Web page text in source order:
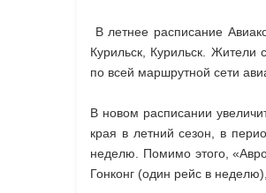
В летнее расписание
Курильск, Курильск. Жители
по всей маршрутной сети
В новом расписании
края в летний сезон, в
неделю. Помимо этого,
Гонконг (один рейс в